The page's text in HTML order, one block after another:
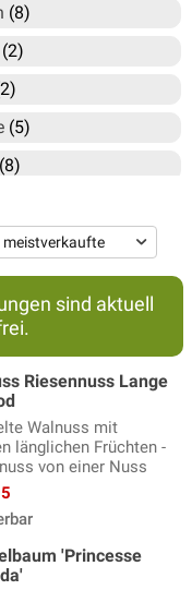
(8)
(5)
(8)
sind aktuell
Riesennuss Lange
Walnuss mit
länglichen Früchten -
von einer Nuss
'Princesse